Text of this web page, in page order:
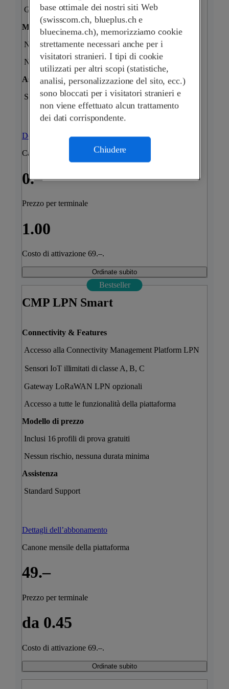
Gateway LoRaWAN LPN opzionali
Modello di prezzo
Nessun profilo di prova
Nessun rischio, nessuna durata minima
Assistenza
Supporto self-service
Dettagli dell’abbonamento
Canone mensile della piattaforma
0.–
Prezzo per terminale
1.00
Costo di attivazione 69.–.
Ordinate subito
Bestseller
CMP LPN Smart​
Connectivity & Features
Accesso alla Connectivity Management Platform LPN
Sensori IoT illimitati di classe A, B, C
Gateway LoRaWAN LPN opzionali
Accesso a tutte le funzionalità della piattaforma
Modello di prezzo
Inclusi 16 profili di prova gratuiti
Nessun rischio, nessuna durata minima
Assistenza
Standard Support
Dettagli dell’abbonamento
Canone mensile della piattaforma
49.–
Prezzo per terminale
da 0.45
Costo di attivazione 69.–.
Ordinate subito
base ottimale dei nostri siti Web
(swisscom.ch, blueplus.ch e
bluecinema.ch), memorizziamo cookie
strettamente necessari anche per i
visitatori stranieri. I tipi di cookie
utilizzati per altri scopi (statistiche,
analisi, personalizzazione del sito, ecc.)
sono bloccati per i visitatori stranieri e
non viene effettuato alcun trattamento
dei dati corrispondente.
Chiudere